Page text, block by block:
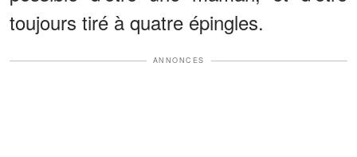
toujours tiré à quatre épingles.
ANNONCES